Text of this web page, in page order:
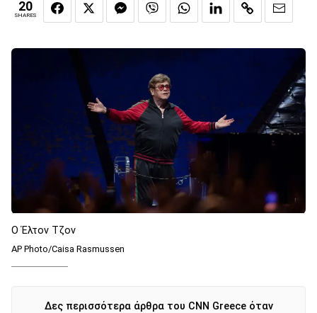
20
SHARES
Ο Έλτον Τζον
AP Photo/Caisa Rasmussen
Δες περισσότερα άρθρα του CNN Greece όταν